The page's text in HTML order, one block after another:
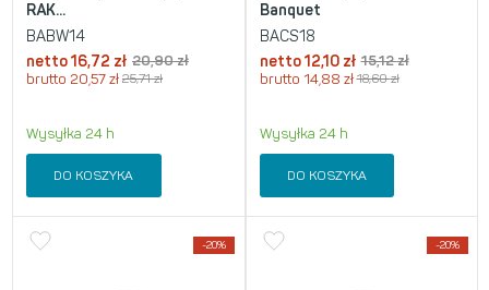
RAK...
BABW14
netto16,72 zł 20,90zł
brutto 20,57 zł 25,71zł
Wysyłka 24 h
DO KOSZYKA
Banquet
BACS18
netto 12,10 zł 15,12zł
brutto 14,88 zł 18,60zł
Wysyłka 24 h
DO KOSZYKA
-20% -20%